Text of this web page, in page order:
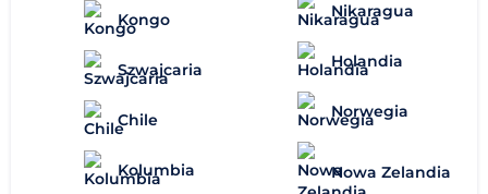
Kongo
Szwajcaria
Chile
Kolumbia
Nikaragua
Holandia
Norwegia
Nowa Zelandia